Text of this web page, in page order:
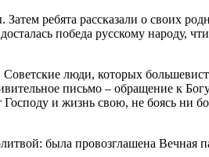
ребята рассказали о своих
победа русскому народу,
люди, которых
письмо – обращение к
и жизнь свою, не боясь ни
была провозглашена Вечная